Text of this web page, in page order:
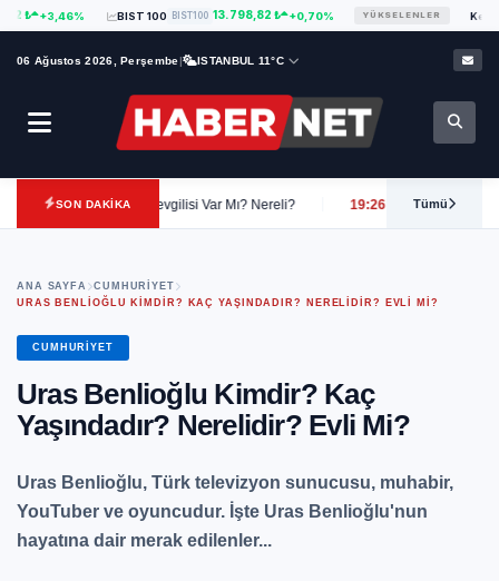
BIST 100 BIST100 13.798,82 ₺ +0,70% YÜKSELENLER Kent Gida
06 Ağustos 2026, Perşembe| ISTANBUL 11°C
SON DAKİKA
Kilosu, Sevgilisi Var Mı? Nereli? 19:26 Funda Kadıoğlu Kimdir? Kaç
Tümü
ANA SAYFA
CUMHURIYET
URAS BENLIOĞLU KIMDIR? KAÇ YAŞINDADIR? NERELIDIR? EVLI MI?
CUMHURIYET
Uras Benlioğlu Kimdir? Kaç
Yaşındadır? Nerelidir? Evli Mi?
Uras Benlioğlu, Türk televizyon sunucusu, muhabir,
YouTuber ve oyuncudur. İşte Uras Benlioğlu'nun
hayatına dair merak edilenler...